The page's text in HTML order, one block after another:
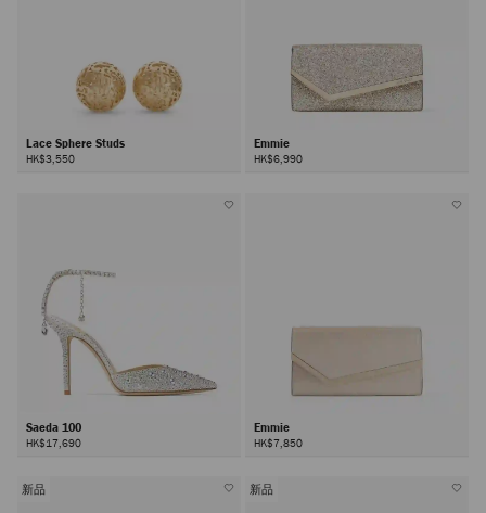
Lace Sphere Studs
HK$3,550
Emmie
HK$6,990
Saeda 100
HK$17,690
Emmie
HK$7,850
新品 新品